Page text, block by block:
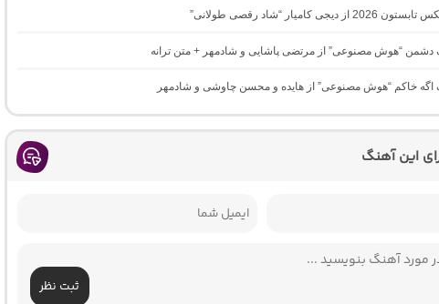
دیجی کامیار “شاد رقصی طولانی”
دشمن “هوش مصنوعی” از مرتضی پاشایی و شادمهر + متن ترانه
اگه خاکم “هوش مصنوعی” از هایده و محسن چاوشی و شادمهر
این آهنگ
ثبت نظر